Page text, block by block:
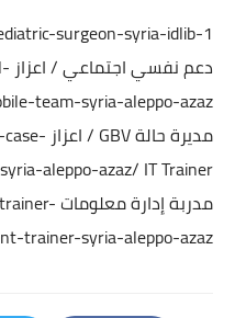
surgeon-syria-idlib-1/
دعم نفسي اجتماعي / اعزاز
team-syria-aleppo-azaz/
مديرة حالة GBV / اعزاز
aleppo-azaz/
مدربة إدارة معلومات
trainer-syria-aleppo-azaz/